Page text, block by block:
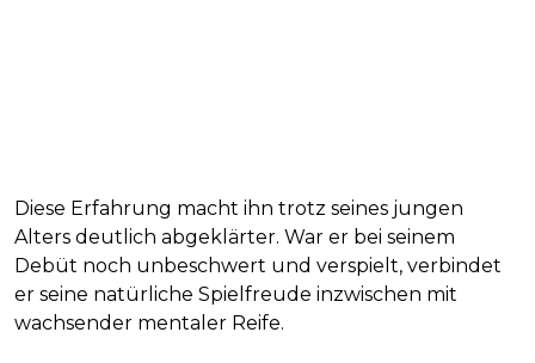
Diese Erfahrung macht ihn trotz seines jungen
Alters deutlich abgeklärter. War er bei seinem
Debüt noch unbeschwert und verspielt, verbindet
er seine natürliche Spielfreude inzwischen mit
wachsender mentaler Reife.